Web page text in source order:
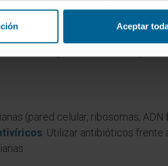
Aceptar
Selman Waksman, microbiólogo
de origen microbiano
(pared celular, ribosomas, ADN
. Utilizar antibióticos